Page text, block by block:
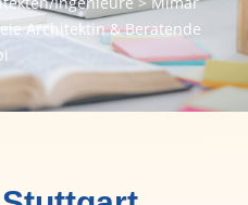
Architektin & Beratende